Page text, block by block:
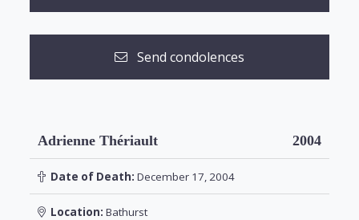
Send condolences
Adrienne Thériault 2004
Date of Death: December 17, 2004
Location: Bathurst